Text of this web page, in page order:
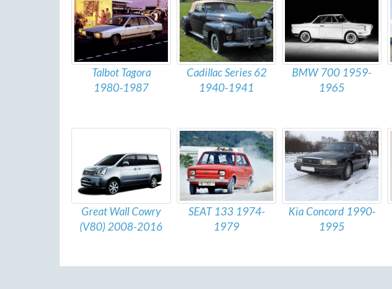
Talbot Tagora
1980-1987
Cadillac Series 62
1940-1941
BMW 700 1959-
1965
Great Wall Cowry
(V80) 2008-2016
SEAT 133 1974-
1979
Kia Concord 1990-
1995